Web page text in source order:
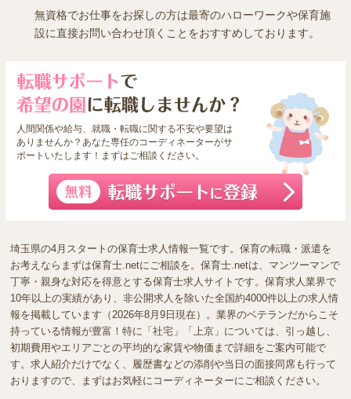
無資格でお仕事をお探しの方は最寄のハローワークや保育施
設に直接お問い合わせ頂くことをおすすめしております。
人間関係や給与、就職・転職に関する不安や要望は
ありませんか？あなた専任のコーディネーターがサ
ポートいたします！まずはご相談ください。
埼玉県の4月スタートの保育士求人情報一覧です。保育の転職・派遣を
お考えならまずは保育士.netにご相談を。保育士.netは、マンツーマンで
丁寧・親身な対応を得意とする保育士求人サイトです。保育求人業界で
10年以上の実績があり、非公開求人を除いた全国約4000件以上の求人情
報を掲載しています（2026年8月9日現在）。業界のベテランだからこそ
持っている情報が豊富！特に「社宅」「上京」については、引っ越し、
初期費用やエリアごとの平均的な家賃や物価まで詳細をご案内可能で
す。求人紹介だけでなく、履歴書などの添削や当日の面接同席も行って
おりますので、まずはお気軽にコーディネーターにご相談ください。